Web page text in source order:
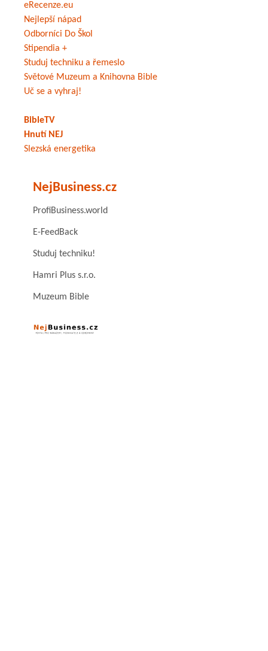
eRecenze.eu
Nejlepší nápad
Odborníci Do Škol
Stipendia +
Studuj techniku a řemeslo
Světové Muzeum a Knihovna Bible
Uč se a vyhraj!
BibleTV
Hnutí NEJ
Slezská energetika
NejBusiness.cz
ProfiBusiness.world
E-FeedBack
Studuj techniku!
Hamri Plus s.r.o.
Muzeum Bible